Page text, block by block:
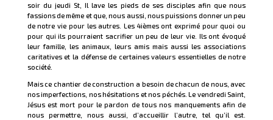
soir du jeudi St, Il lave les pieds de ses disciples afin que nous
fassions de même et que, nous aussi, nous puissions donner un peu
de notre vie pour les autres. Les 4ièmes ont exprimé pour quoi ou
pour qui ils pourraient sacrifier un peu de leur vie. Ils ont évoqué
leur famille, les animaux, leurs amis mais aussi les associations
caritatives et la défense de certaines valeurs essentielles de notre
société.
Mais ce chantier de construction a besoin de chacun de nous, avec
nos imperfections, nos hésitations et nos péchés. Le vendredi Saint,
Jésus est mort pour le pardon de tous nos manquements afin de
nous permettre, nous aussi, d’accueillir l’autre, tel qu’il est.